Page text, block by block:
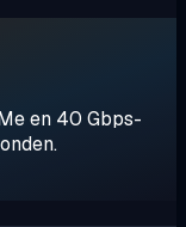
en 40 Gbps-